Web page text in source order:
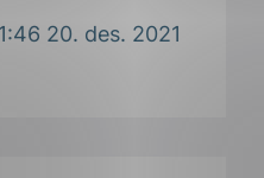
20. des. 2021